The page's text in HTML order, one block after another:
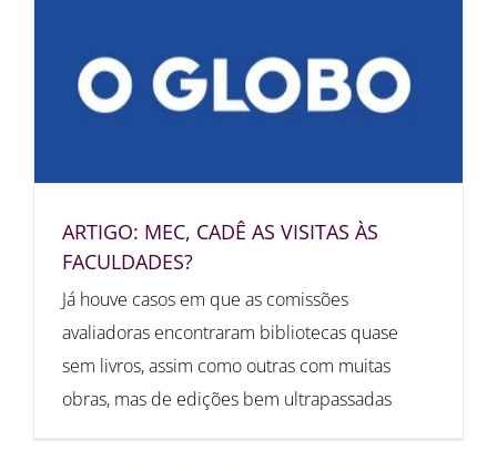
ARTIGO: MEC, CADÊ AS VISITAS ÀS
FACULDADES?
Já houve casos em que as comissões
avaliadoras encontraram bibliotecas quase
sem livros, assim como outras com muitas
obras, mas de edições bem ultrapassadas